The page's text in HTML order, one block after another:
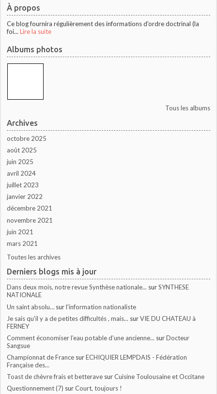
À propos
Ce blog fournira régulièrement des informations d'ordre doctrinal (la
foi... Lire la suite
Albums photos
Tous les albums
Archives
octobre 2025
août 2025
juin 2025
avril 2024
juillet 2023
janvier 2022
décembre 2021
novembre 2021
juin 2021
mars 2021
Toutes les archives
Derniers blogs mis à jour
Dans deux mois, notre revue Synthèse nationale... surSYNTHESE
NATIONALE
Un saint absolu… surl'information nationaliste
Je sais qu'il y a de petites difficultés , mais... surVIE DU CHATEAU à
FERNEY
Comment économiser l’eau potable d’une ancienne... surDocteur
Sangsue
Championnat de France surECHIQUIER LEMPDAIS - Fédération
Française des...
Toast de chèvre frais et betterave surCuisine Toulousaine et Occitane
Questionnement (7) surCourt, toujours !